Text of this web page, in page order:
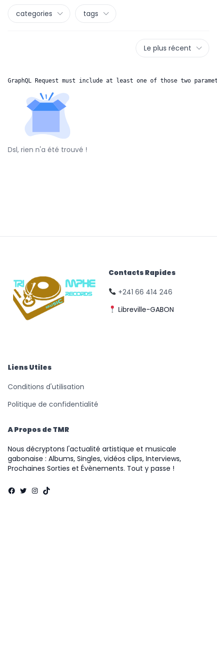
categories tags
Le plus récent
GraphQL Request must include at least one of those two
Dsl, rien n'a été trouvé !
Contacts Rapides
+241 66 414 246
Libreville-GABON
Liens Utiles
Conditions d'utilisation
Politique de confidentialité
A Propos de TMR
Nous décryptons l'actualité artistique et musicale
gabonaise : Albums, Singles, vidéos clips, Interviews,
Prochaines Sorties et Évènements. Tout y passe !
Facebook
Twitter
Instagram
TikTok